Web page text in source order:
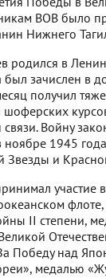
ВОВ было
Нижнего
родился в
был зачислен в
получил
Войну
ноябре 1945
Звезды и
участие
II степени,
Победу над
медалью